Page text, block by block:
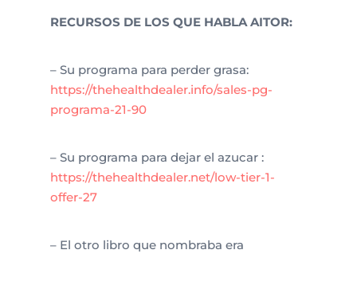
RECURSOS DE LOS QUE HABLA AITOR:
– Su programa para perder grasa:
https://thehealthdealer.info/sales-pg-
programa-21-90
– Su programa para dejar el azucar :
https://thehealthdealer.net/low-tier-1-
offer-27
– El otro libro que nombraba era